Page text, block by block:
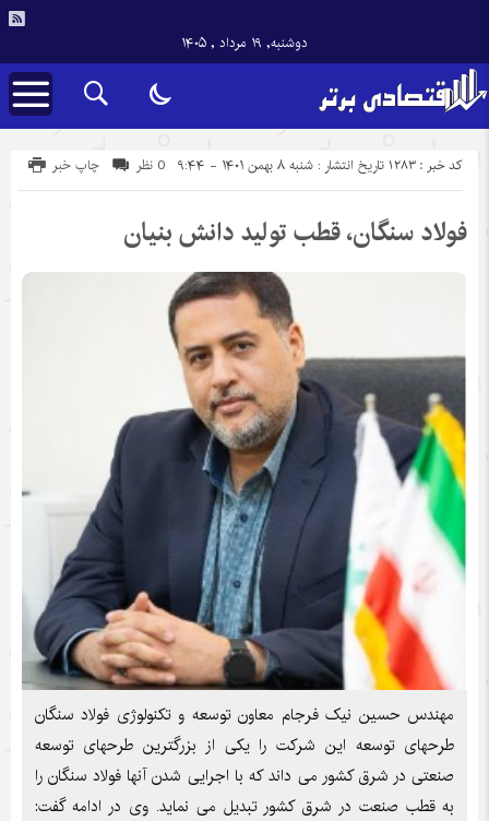
دوشنبه, ۱۹ مرداد , ۱۴۰۵
تاریخ انتشار : شنبه ۸ بهمن ۱۴۰۱ - ۹:۴۴ کد خبر : 1283 چاپ خبر 0 نظر
فولاد سنگان، قطب تولید دانش بنیان
مهندس حسین نیک فرجام معاون توسعه و تکنولوژی فولاد سنگان
طرحهای توسعه این شرکت را یکی از بزرگترین طرحهای توسعه
صنعتی در شرق کشور می داند که با اجرایی شدن آنها فولاد سنگان را
به قطب صنعت در شرق کشور تبدیل می نماید. وی در ادامه گفت: